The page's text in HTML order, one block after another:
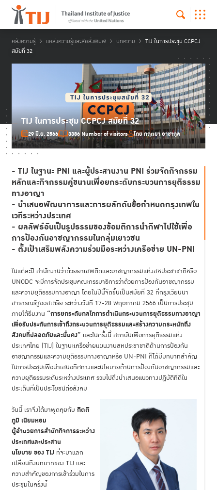
คลังความรู้ แหล่งความรู้และสื่อสิ่งพิมพ์ บทความ
TIJ ในการประชุม CCPCJ
สมัยที่ 32
TIJ ในการประชุม CCPCJ สมัยที่ 32
29 มิ.ย. 2566 3386 Number of visitors โดย กฤตยา อาชากุล
- TIJ ในฐานะ PNI และผู้ประสานงาน PNI ร่วมจัดกิจกรรม
หลักและกิจกรรมคู่ขนานเพื่อยกระดับกระบวนการยุติธรรม
ทางอาญา
- นำเสนอพัฒนาการและการผลักดันข้อกำหนดกรุงเทพใน
เวทีระหว่างประเทศ
- ผลลัพธ์อันเป็นรูปธรรมของข้อมติการนำกีฬาไปใช้เพื่อ
การป้องกันอาชญากรรมในกลุ่มเยาวชน
- ตั้งเป้าเสริมพลังความร่วมมือระหว่างเครือข่าย UN-PNI
ในแต่ละปี สำนักงานว่าด้วยยาเสพติดและอาชญากรรมแห่งสหประชาชาติหรือ
UNODC จะมีการจัดประชุมคณะกรรมาธิการว่าด้วยการป้องกันอาชญากรรม
และความยุติธรรมทางอาญา โดยในปีนี้จัดขึ้นเป็นสมัยที่ 32 ที่กรุงเวียนนา
สาธารณรัฐออสเตรีย ระหว่างวันที่ 17-28 พฤษภาคม 2566 เป็นการประชุม
ภายใต้ธีมงาน “การยกระดับกลไกการดำเนินกระบวนการยุติธรรมทางอาญา
เพื่อรับประกันการเข้าถึงกระบวนการยุติธรรมและสร้างความตระหนักถึง
สังคมที่ปลอดภัยและมั่นคง” และในครั้งนี้ สถาบันเพื่อการยุติธรรมแห่ง
ประเทศไทย (TIJ) ในฐานะเครือข่ายแผนงานสหประชาชาติด้านการป้องกัน
อาชญากรรมและความยุติธรรมทางอาญาหรือ UN-PNI ก็ได้มีบทบาทสำคัญ
ในการประชุมเพื่อนำเสนอทิศทางและนโยบายด้านการป้องกันอาชญากรรมและ
ความยุติธรรมระดับระหว่างประเทศ รวมไปถึงนำเสนอแนวทางปฏิบัติที่ดีใน
ประเด็นที่เป็นประโยชน์ต่อสังคม
วันนี้ เราจึงได้มาพูดคุยกับ กิตติ
ภูมิ เนียมหอม
ผู้อำนวยการสำนักกิจการระหว่าง
ประเทศและประสาน
นโยบาย ของTIJ ที่จะมาแลก
เปลี่ยนถึงบทบาทของ TIJ และ
ความสำคัญของการเข้าร่วมในการ
ประชุมในครั้งนี้